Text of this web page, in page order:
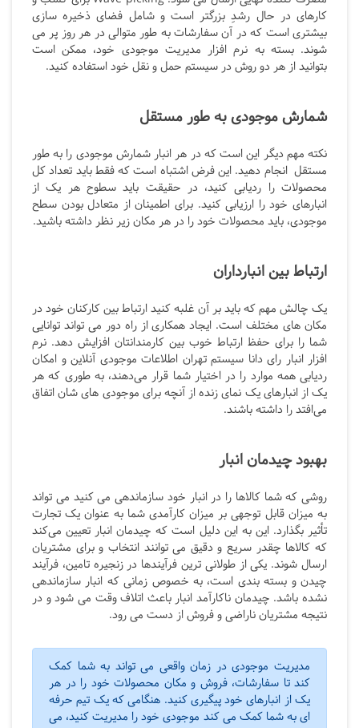
کارهای در حال رشدِ بزرگتر است و شامل فضای ذخیره سازی
بیشتری است که در آن سفارشات به طور متوالی در هر روز پر می
شوند. بسته به نرم افزار مدیریت موجودی خود، ممکن است
بتوانید از هر دو روش در سیستم حمل و نقل خود استفاده کنید.
شمارش موجودی به طور مستقل
نکته مهم دیگر این است که در هر انبار شمارش موجودی را به طور
مستقل انجام دهید. این فرض اشتباه است که فقط باید تعداد کل
محصولات را ردیابی کنید، در حقیقت باید سطوح هر یک از
انبارهای خود را ارزیابی کنید. برای اطمینان از متعادل بودن سطح
موجودی، باید محصولات خود را در هر مکان زیر نظر داشته باشید.
ارتباط بین انبارداران
یک چالش مهم که باید بر آن غلبه کنید ارتباط بین کارکنان خود در
مکان های مختلف است. ایجاد همکاری از راه دور می تواند توانایی
شما را برای حفظ ارتباط خوب بین کارمندانتان افزایش دهد. نرم
افزار انبار رای دانا سیستم تهران اطلاعات موجودی آنلاین و امکان
ردیابی همه موارد را در اختیار شما قرار می‌دهند، به طوری که هر
یک از انبارهای یک نمای زنده از آنچه برای موجودی های شان اتفاق
می‌افتد را داشته باشند.
بهبود چیدمان انبار
روشی که شما کالاها را در انبار خود سازماندهی می کنید می تواند
به میزان قابل توجهی بر میزان کارآمدی شما به عنوان یک تجارت
تأثیر بگذارد. این به این دلیل است که چیدمان انبار تعیین می‌کند
که کالاها چقدر سریع و دقیق می توانند انتخاب و برای مشتریان
ارسال شوند. یکی از طولانی ترین فرآیندها در زنجیره تامین، فرآیند
چیدن و بسته بندی است، به خصوص زمانی که انبار سازماندهی
نشده باشد. چیدمان ناکارآمد انبار باعث اتلاف وقت می شود و در
نتیجه مشتریان ناراضی و فروش از دست می رود.
مدیریت موجودی در زمان واقعی می تواند به شما کمک
کند تا سفارشات، فروش و مکان محصولات خود را در هر
یک از انبارهای خود پیگیری کنید. هنگامی که یک تیم حرفه
ای به شما کمک می کند موجودی خود را مدیریت کنید، می